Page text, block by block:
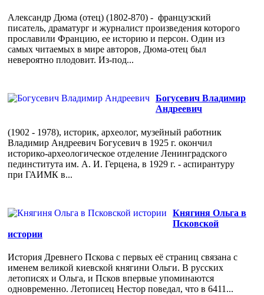
Александр Дюма (отец) (1802-870) - французский
писатель, драматург и журналист произведения которого
прославили Францию, ее историю и персон. Один из
самых читаемых в мире авторов, Дюма-отец был
невероятно плодовит. Из-под...
Богусевич Владимир
Андреевич
(1902 - 1978), историк, археолог, музейный работник
Владимир Андреевич Богусевич в 1925 г. окончил
историко-археологическое отделение Ленинградского
пединститута им. А. И. Герцена, в 1929 г. - аспирантуру
при ГАИМК в...
Княгиня Ольга в
Псковской
истории
История Древнего Пскова с первых её страниц связана с
именем великой киевской княгини Ольги. В русских
летописях и Ольга, и Псков впервые упоминаются
одновременно. Летописец Нестор поведал, что в 6411...